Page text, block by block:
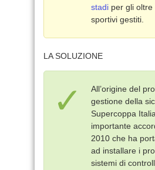
stadi per gli
sportivi gestiti.
LA SOLUZIONE
All’origine del
gestione della
Supercoppa
importante
2010 che ha
ad installare i
sistemi di